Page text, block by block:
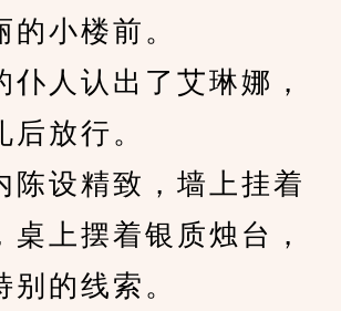
小楼前。
人认出了艾琳娜，
放行。
设精致，墙上挂着
桌上摆着银质烛台，
的线索。